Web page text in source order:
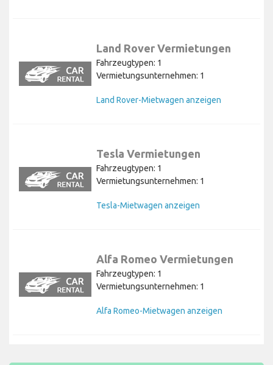
Land Rover Vermietungen
Fahrzeugtypen: 1
Vermietungsunternehmen: 1
Land Rover-Mietwagen anzeigen
Tesla Vermietungen
Fahrzeugtypen: 1
Vermietungsunternehmen: 1
Tesla-Mietwagen anzeigen
Alfa Romeo Vermietungen
Fahrzeugtypen: 1
Vermietungsunternehmen: 1
Alfa Romeo-Mietwagen anzeigen